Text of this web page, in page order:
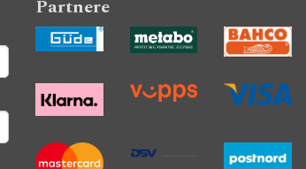
Partnere